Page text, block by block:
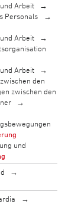
Arbeit
Personals
Arbeit
Arbeit
den
zwischen den
und